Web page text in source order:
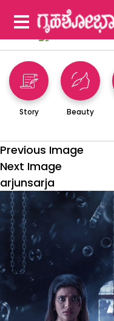
Story Beauty
Previous Image
Next Image
arjunsarja